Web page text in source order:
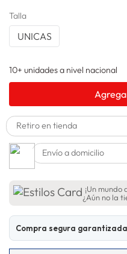
9. spiderman
10. lavadora
Talla
UNICAS
10+ unidades a nivel nacional
Retiro en tienda
Envío a domicilio
¡Un
¿Aún no la
Compra segura